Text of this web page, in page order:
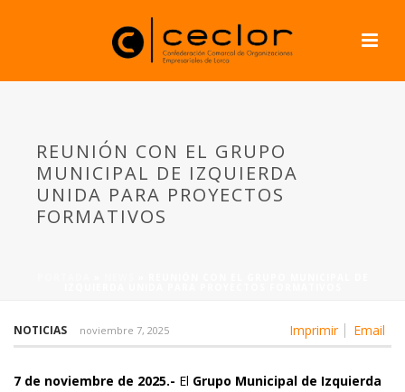
REUNIÓN CON EL GRUPO
MUNICIPAL DE IZQUIERDA
UNIDA PARA PROYECTOS
FORMATIVOS
Imprimir Email
NOTICIAS noviembre 7, 2025
7 de noviembre de 2025.- El Grupo Municipal de Izquierda